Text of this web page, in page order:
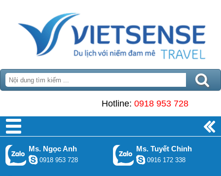
Hotline: 0918 953 728
Ms. Ngọc Anh
0918 953 728
Ms. Tuyết Chinh
0916 172 338